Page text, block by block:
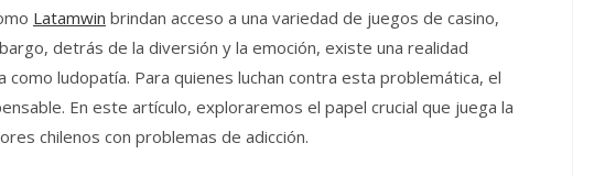
Latamwin brindan acceso a una variedad de juegos de casino,
detrás de la diversión y la emoción, existe una realidad
ludopatía. Para quienes luchan contra esta problemática, el
En este artículo, exploraremos el papel crucial que juega la
chilenos con problemas de adicción.